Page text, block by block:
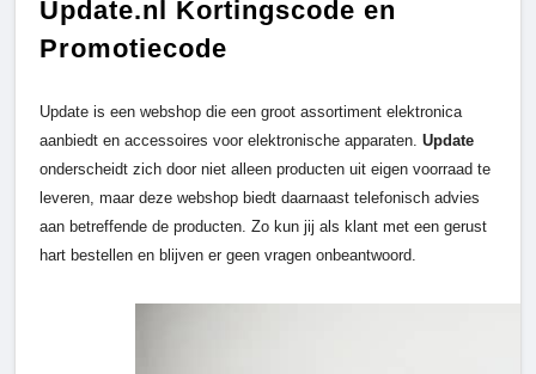
Update.nl Kortingscode en
Promotiecode
Update is een webshop die een groot assortiment elektronica
aanbiedt en accessoires voor elektronische apparaten. Update
onderscheidt zich door niet alleen producten uit eigen voorraad te
leveren, maar deze webshop biedt daarnaast telefonisch advies
aan betreffende de producten. Zo kun jij als klant met een gerust
hart bestellen en blijven er geen vragen onbeantwoord.